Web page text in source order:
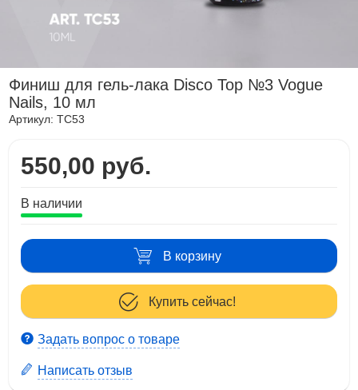
Финиш для гель-лака Disco Top №3 Vogue
Nails, 10 мл
Артикул:TC53
550,00 руб.
В наличии
В корзину
Купить сейчас!
Задать вопрос о товаре
Написать отзыв